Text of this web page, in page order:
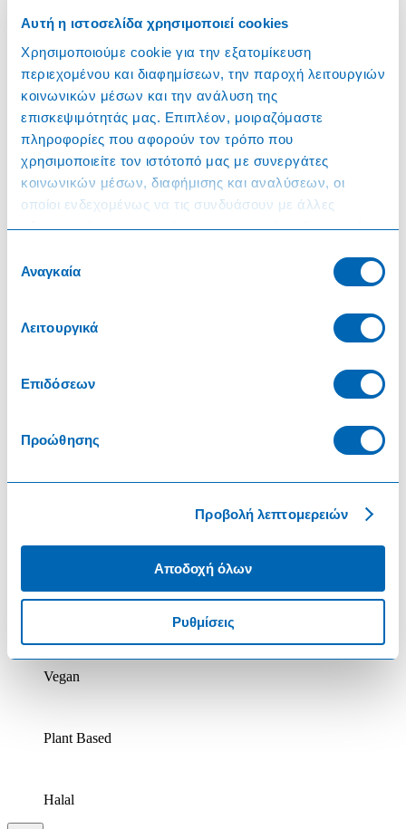
Αυτή η ιστοσελίδα χρησιμοποιεί cookies
Χρησιμοποιούμε cookie για την εξατομίκευση
περιεχομένου και διαφημίσεων, την παροχή λειτουργιών
κοινωνικών μέσων και την ανάλυση της
επισκεψιμότητάς μας. Επιπλέον, μοιραζόμαστε
πληροφορίες που αφορούν τον τρόπο που
χρησιμοποιείτε τον ιστότοπό μας με συνεργάτες
κοινωνικών μέσων, διαφήμισης και αναλύσεων, οι
οποίοι ενδεχομένως να τις συνδυάσουν με άλλες
πληροφορίες που τους έχετε παραχωρήσει ή τις οποίες
των υπηρεσιών τους.
συγκατάθεσης
Αναγκαία
Λειτουργικά
Επιδόσεων
Προώθησης
Προβολή λεπτομερειών
Αποδοχή όλων
Ρυθμίσεις
560ml
2,23€2,23€χωρίς ΦΠΑ
Τιμή / λίτρο χωρίς ΦΠΑ
Τιμή / λίτρο με ΦΠΑ
4,22€
Προϊόν με ΦΠΑ
Συνδεθείτε
Σήμανση
Επεξήγηση σήμανσης
Vegan
Plant Based
Halal